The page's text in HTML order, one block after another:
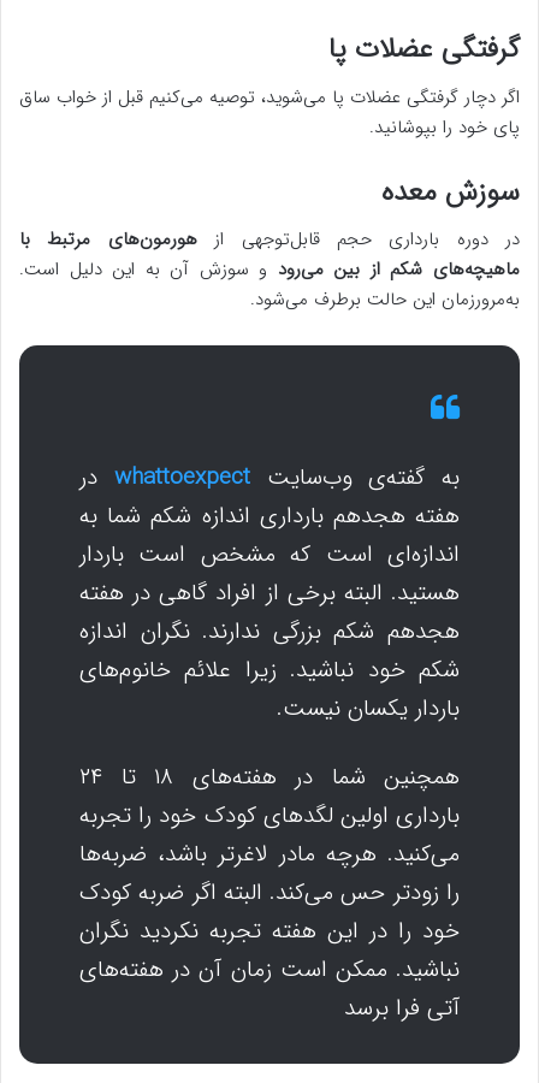
گرفتگی عضلات پا
اگر دچار گرفتگی عضلات پا می‌شوید، توصیه می‌کنیم قبل از خواب ساق
پای خود را بپوشانید.
سوزش معده
در دوره بارداری حجم قابل‌توجهی ازهورمون‌های مرتبط با
ماهیچه‌های شکم از بین می‌رود و سوزش آن به این دلیل است.
به‌مرورزمان این حالت برطرف می‌شود.
به گفته‌ی وب‌سایت whattoexpect در
هفته هجدهم بارداری اندازه شکم شما به
اندازه‌ای است که مشخص است باردار
هستید. البته برخی از افراد گاهی در هفته
هجدهم شکم بزرگی ندارند. نگران اندازه
شکم خود نباشید. زیرا علائم خانوم‌های
باردار یکسان نیست.
همچنین شما در هفته‌های ۱۸ تا ۲۴
بارداری اولین لگدهای کودک خود را تجربه
می‌کنید. هرچه مادر لاغرتر باشد، ضربه‌ها
را زودتر حس می‌کند. البته اگر ضربه کودک
خود را در این هفته تجربه نکردید نگران
نباشید. ممکن است زمان آن در هفته‌های
آتی فرا برسد